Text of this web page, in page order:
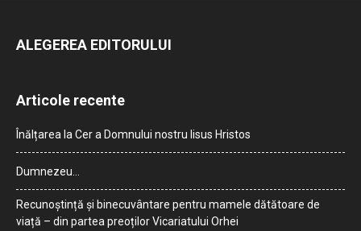
ALEGEREA EDITORULUI
Articole recente
Înălțarea la Cer a Domnului nostru Iisus Hristos
Dumnezeu…
Recunoștință și binecuvântare pentru mamele dătătoare de
viață – din partea preoților Vicariatului Orhei